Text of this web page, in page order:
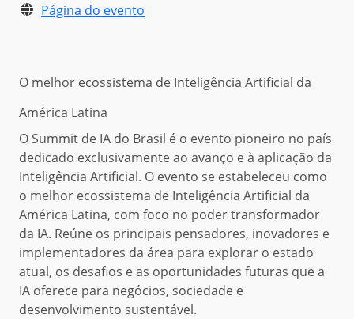
Página do evento
O melhor ecossistema de Inteligência Artificial da
América Latina
O Summit de IA do Brasil é o evento pioneiro no país
dedicado exclusivamente ao avanço e à aplicação da
Inteligência Artificial. O evento se estabeleceu como
o melhor ecossistema de Inteligência Artificial da
América Latina, com foco no poder transformador
da IA. Reúne os principais pensadores, inovadores e
implementadores da área para explorar o estado
atual, os desafios e as oportunidades futuras que a
IA oferece para negócios, sociedade e
desenvolvimento sustentável.